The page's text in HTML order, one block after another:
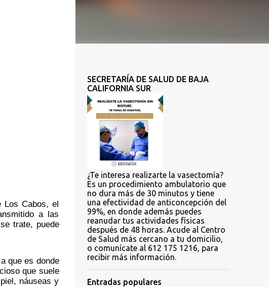
Los Cabos, el
a las
trate, puede
que es donde
que suele
náuseas y
SECRETARÍA DE SALUD DE BAJA
CALIFORNIA SUR
¿Te interesa realizarte la vasectomía?
Es un procedimiento ambulatorio que
no dura más de 30 minutos y tiene
una efectividad de anticoncepción del
99%, en donde además puedes
reanudar tus actividades físicas
después de 48 horas. Acude al Centro
de Salud más cercano a tu domicilio,
o comunícate al 612 175 1216, para
recibir más información.
Entradas populares